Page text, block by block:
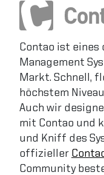
Contao ist
Management
Markt. Schnell,
höchstem
Auch wir
mit Contao und
und Kniff des
offizieller
Community